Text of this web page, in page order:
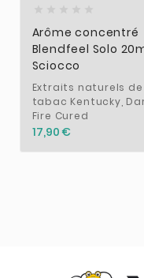
Arôme concentré
Blendfeel Solo
Sciocco
Extraits naturels de
tabac Kentucky,
Fire Cured
17,90 €